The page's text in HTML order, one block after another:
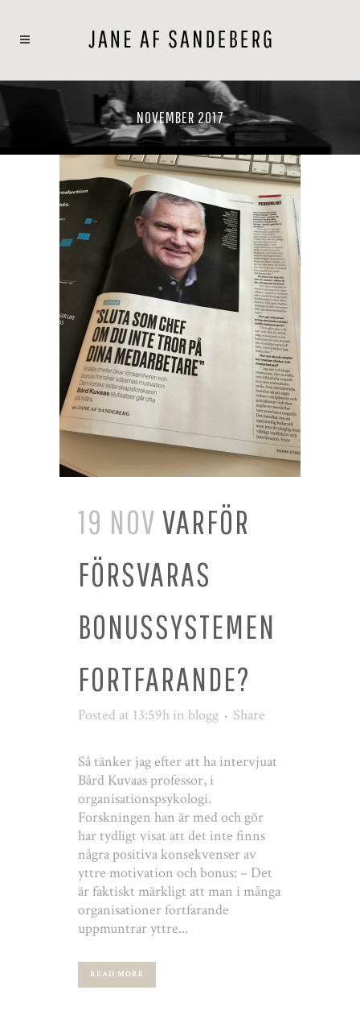
NOVEMBER 2017
19 NOV VARFÖR
FÖRSVARAS
BONUSSYSTEMEN
FORTFARANDE?
Posted at 13:59h in blogg Share
Så tänker jag efter att ha intervjuat
Bård Kuvaas professor, i
organisationspsykologi.
Forskningen han är med och gör
har tydligt visat att det inte finns
några positiva konsekvenser av
yttre motivation och bonus: – Det
är faktiskt märkligt att man i många
organisationer fortfarande
uppmuntrar yttre...
READ MORE